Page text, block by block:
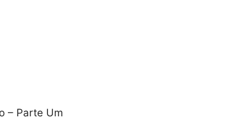
– Parte Um